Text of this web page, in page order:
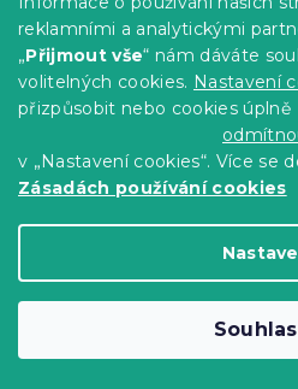
reklamními a analytickými
„Přijmout vše“ nám dáváte
volitelných cookies. Nastavení
přizpůsobit nebo cookies úplně
v „Nastavení cookies“. Více se
Zásadách používání cookies
Krepové povlečení z
BEAUTIFUL SPRING
496 Kč
Český výrobek